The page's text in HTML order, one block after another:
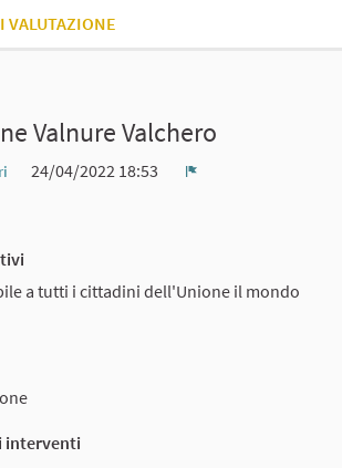
VALUTAZIONE
Valnure Valchero
24/04/2022 18:53
a tutti i cittadini dell'Unione il mondo
interventi